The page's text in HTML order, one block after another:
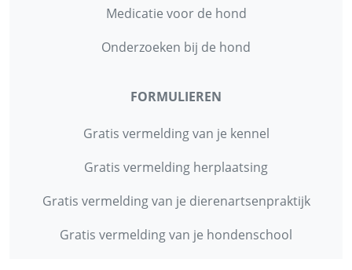
Medicatie voor de hond
Onderzoeken bij de hond
FORMULIEREN
Gratis vermelding van je kennel
Gratis vermelding herplaatsing
Gratis vermelding van je dierenartsenpraktijk
Gratis vermelding van je hondenschool